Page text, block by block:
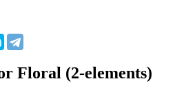
Floral (2-elements)